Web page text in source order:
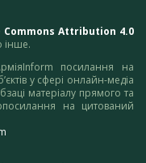
Commons Attribution 4.0
інше.
посилання на
у сфері онлайн-медіа
матеріалу прямого та
на цитований